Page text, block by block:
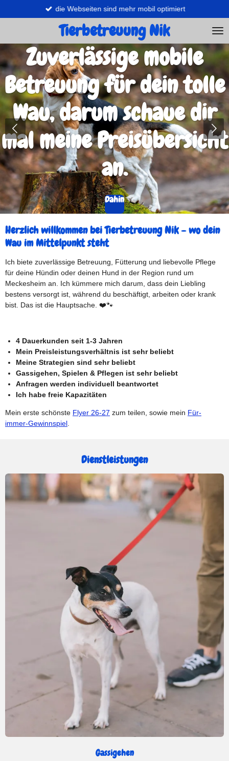
Hauptinhalt
Tierbetreuung Nik
die Webseiten sind mehr mobil optimiert
Zuverlässige mobile
Betreuung für dein tolle
Wau, darum schaue dir
mal meine Preisübersicht
an.
Dahin
Herzlich willkommen bei Tierbetreuung Nik – wo dein
Wau im Mittelpunkt steht
Ich biete zuverlässige Betreuung, Fütterung und liebevolle Pflege
für deine Hündin oder deinen Hund in der Region rund um
Meckesheim an. Ich kümmere mich darum, dass dein Liebling
bestens versorgt ist, während du beschäftigt, arbeiten oder krank
bist. Das ist die Hauptsache. ❤️🐾
4 Dauerkunden seit 1-3 Jahren
Mein Preisleistungsverhältnis ist sehr beliebt
Meine Strategien sind sehr beliebt
Gassigehen, Spielen & Pflegen ist sehr beliebt
Anfragen werden individuell beantwortet
Ich habe freie Kapazitäten
Mein erste schönste Flyer 26-27 zum teilen, sowie mein Für-
immer-Gewinnspiel
Dienstleistungen
Gassigehen